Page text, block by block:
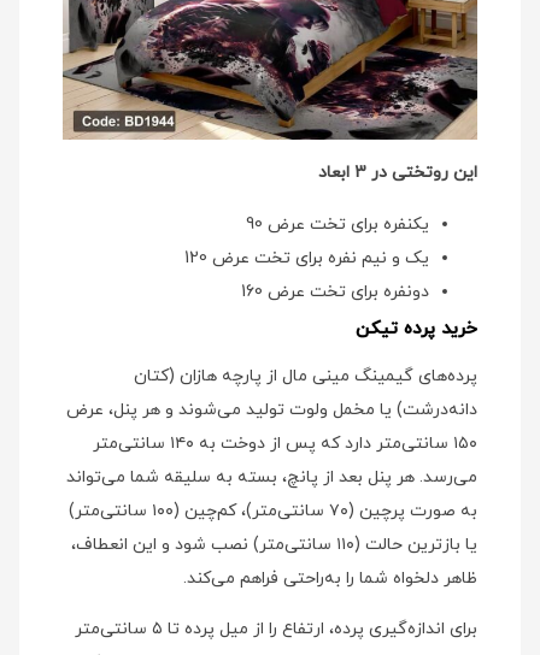
این روتختی در 3 ابعاد
یکنفره برای تخت عرض 90
یک و نیم نفره برای تخت عرض 120
دونفره برای تخت عرض 160
خرید پرده تیکن
پرده‌های گیمینگ مینی‌ مال از پارچه هازان (کتان
دانه‌درشت) یا مخمل ولوت تولید می‌شوند و هر پنل، عرض
۱۵۰ سانتی‌متر دارد که پس از دوخت به ۱۴۰ سانتی‌متر
می‌رسد. هر پنل بعد از پانچ، بسته به سلیقه شما می‌تواند
به صورت پرچین (۷۰ سانتی‌متر)، کم‌چین (۱۰۰ سانتی‌متر)
یا بازترین حالت (۱۱۰ سانتی‌متر) نصب شود و این انعطاف،
ظاهر دلخواه شما را به‌راحتی فراهم می‌کند.
برای اندازه‌گیری پرده، ارتفاع را از میل پرده تا ۵ سانتی‌متر